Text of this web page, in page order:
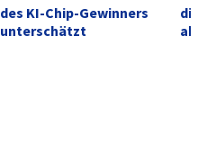
des KI-Chip-Gewinners
unterschätzt